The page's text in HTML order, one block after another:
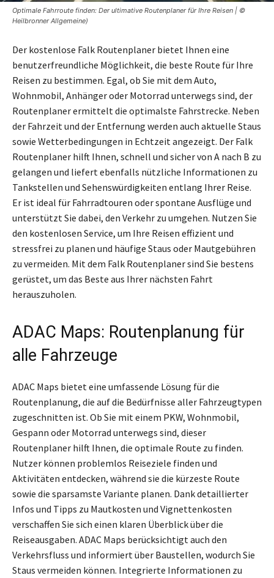
Optimale Fahrroute finden: Der ultimative Routenplaner für Ihre Reisen | ©
Heilbronner Allgemeine)
Der kostenlose Falk Routenplaner bietet Ihnen eine
benutzerfreundliche Möglichkeit, die beste Route für Ihre
Reisen zu bestimmen. Egal, ob Sie mit dem Auto,
Wohnmobil, Anhänger oder Motorrad unterwegs sind, der
Routenplaner ermittelt die optimalste Fahrstrecke. Neben
der Fahrzeit und der Entfernung werden auch aktuelle Staus
sowie Wetterbedingungen in Echtzeit angezeigt. Der Falk
Routenplaner hilft Ihnen, schnell und sicher von A nach B zu
gelangen und liefert ebenfalls nützliche Informationen zu
Tankstellen und Sehenswürdigkeiten entlang Ihrer Reise.
Er ist ideal für Fahrradtouren oder spontane Ausflüge und
unterstützt Sie dabei, den Verkehr zu umgehen. Nutzen Sie
den kostenlosen Service, um Ihre Reisen effizient und
stressfrei zu planen und häufige Staus oder Mautgebühren
zu vermeiden. Mit dem Falk Routenplaner sind Sie bestens
gerüstet, um das Beste aus Ihrer nächsten Fahrt
herauszuholen.
ADAC Maps: Routenplanung für
alle Fahrzeuge
ADAC Maps bietet eine umfassende Lösung für die
Routenplanung, die auf die Bedürfnisse aller Fahrzeugtypen
zugeschnitten ist. Ob Sie mit einem PKW, Wohnmobil,
Gespann oder Motorrad unterwegs sind, dieser
Routenplaner hilft Ihnen, die optimale Route zu finden.
Nutzer können problemlos Reiseziele finden und
Aktivitäten entdecken, während sie die kürzeste Route
sowie die sparsamste Variante planen. Dank detaillierter
Infos und Tipps zu Mautkosten und Vignettenkosten
verschaffen Sie sich einen klaren Überblick über die
Reiseausgaben. ADAC Maps berücksichtigt auch den
Verkehrsfluss und informiert über Baustellen, wodurch Sie
Staus vermeiden können. Integrierte Informationen zu